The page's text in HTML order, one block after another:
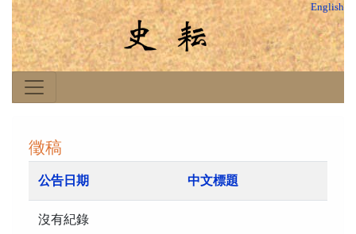
English
徵稿
公告日期 中文標題
沒有紀錄